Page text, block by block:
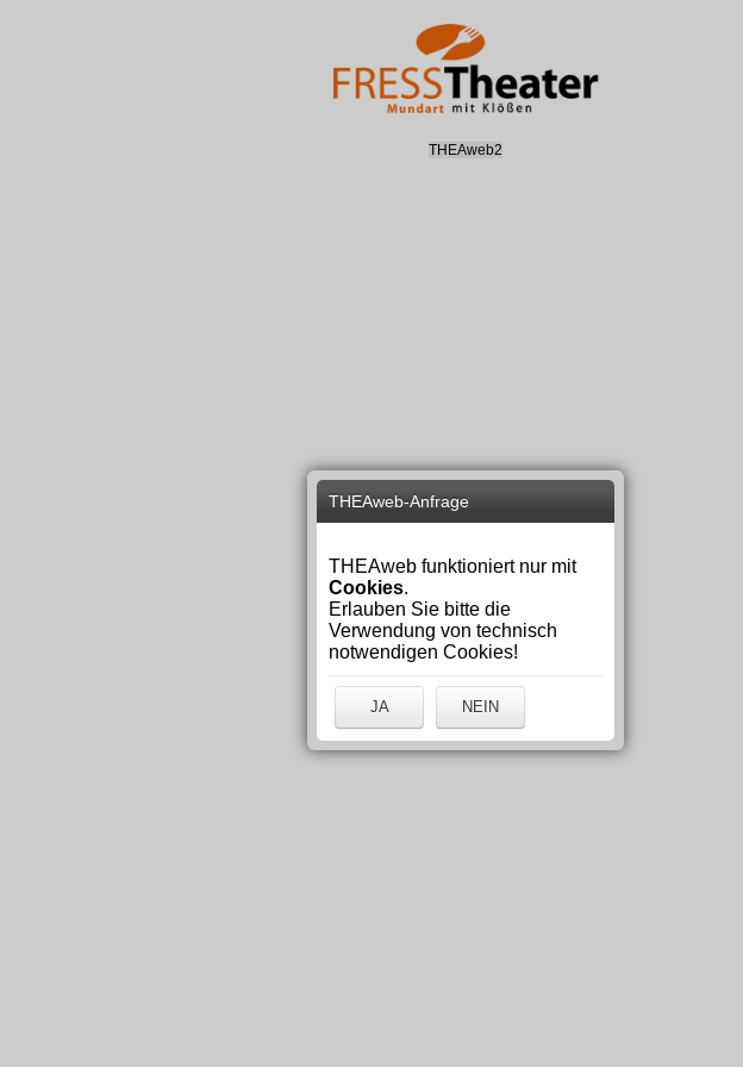
THEAweb2
THEAweb-Anfrage
THEAweb funktioniert nur mit
Cookies.
Erlauben Sie bitte die
Verwendung von technisch
notwendigen Cookies!
JA NEIN